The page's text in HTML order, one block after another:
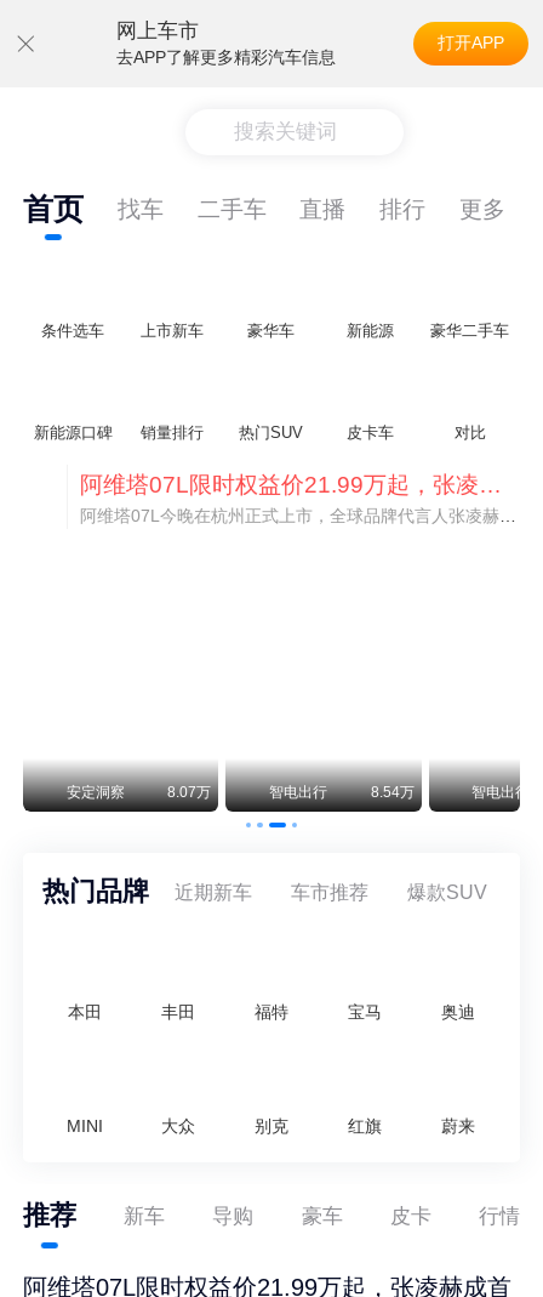
网上车市
去APP了解更多精彩汽车信息
打开APP
搜索关键词
首页 找车 二手车 直播 排行 更多
条件选车 上市新车 豪华车 新能源 豪华二手车
新能源口碑 销量排行 热门SUV 皮卡车 对比
阿维塔07L限时权益价21.99万起，张凌赫成首位车主
阿维塔07L今晚在杭州正式上市，全球品牌代言人张凌赫现场提车，成为这台车的第一位主人。三个版本：Elite纯电版22.99万，Max+后驱纯电版24.99万，Ultra三电机四驱版27.99万。
安定洞察 8.07万 智电出行 8.54万 智电出行
热门品牌 近期新车 车市推荐 爆款SUV
本田 丰田 福特 宝马 奥迪
MINI 大众 别克 红旗 蔚来
推荐 新车 导购 豪车 皮卡 行情
阿维塔07L限时权益价21.99万起，张凌赫成首